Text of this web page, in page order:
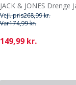
Vejl. pris268,99 kr.
Var174,99 kr.
Current
149,99 kr.